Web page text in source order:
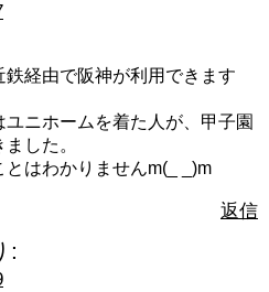
経由で阪神が利用できます
ニホームを着た人が、甲子園
した。
はわかりませんm(_ _)m
返信
: